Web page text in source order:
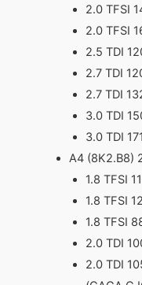
2.0 TFSI
2.0 TFSI
2.5 TDI
2.7 TDI
2.7 TDI
3.0 TDI
3.0 TDI
A4 (8K2.B8)
1.8 TFSI
1.8 TFSI
1.8 TFSI
2.0 TDI
2.0 TDI